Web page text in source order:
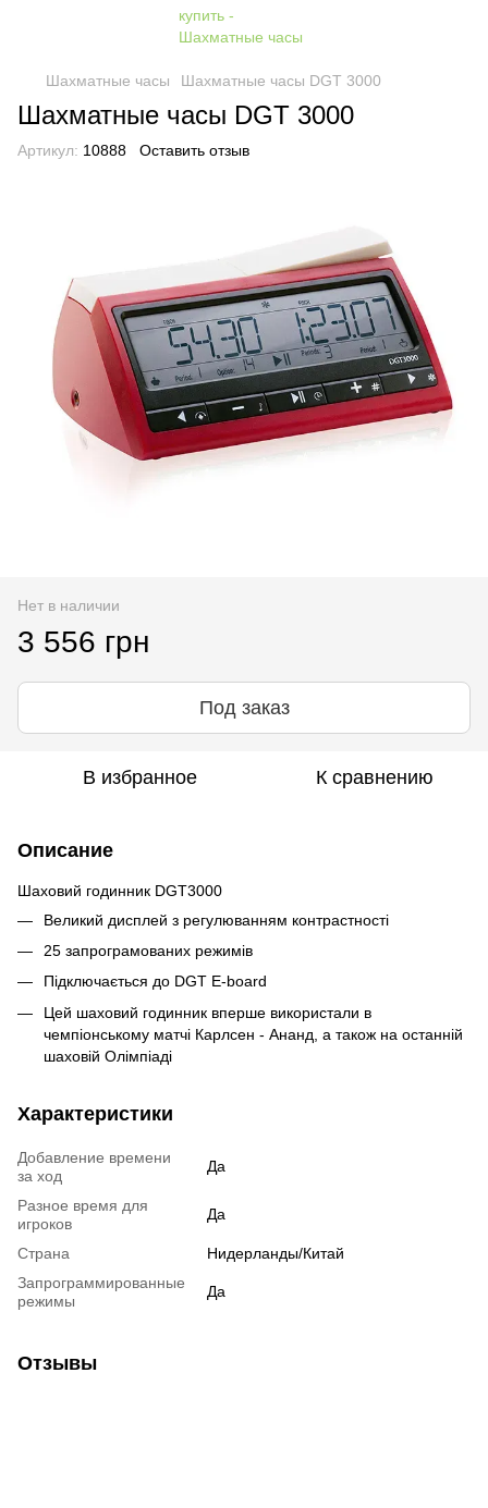
Шахматные часы Шахматные часы DGT 3000
Шахматные часы DGT 3000
Артикул: 10888 Оставить отзыв
Нет в наличии
3 556 грн
Под заказ
В избранное К сравнению
Описание
Шаховий годинник DGT3000
Великий дисплей з регулюванням контрастності
25 запрограмованих режимів
Підключається до DGT E-board
Цей шаховий годинник вперше використали в
чемпіонському матчі Карлсен - Ананд, а також на останній
шаховій Олімпіаді
Характеристики
Добавление времени
за ход
Да
Разное время для
игроков
Да
Страна
Нидерланды/Китай
Запрограммированные
режимы
Да
Отзывы